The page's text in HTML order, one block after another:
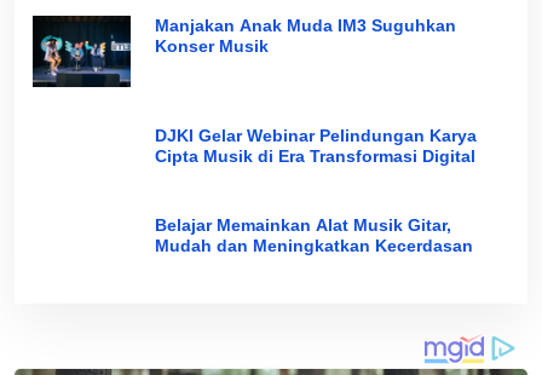
Manjakan Anak Muda IM3 Suguhkan
Konser Musik
DJKI Gelar Webinar Pelindungan Karya
Cipta Musik di Era Transformasi Digital
Belajar Memainkan Alat Musik Gitar,
Mudah dan Meningkatkan Kecerdasan